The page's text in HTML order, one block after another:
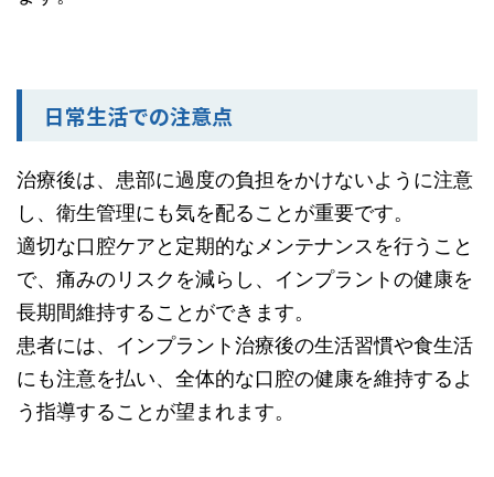
日常生活での注意点
治療後は、患部に過度の負担をかけないように注意
し、衛生管理にも気を配ることが重要です。
適切な口腔ケアと定期的なメンテナンスを行うこと
で、痛みのリスクを減らし、インプラントの健康を
長期間維持することができます。
患者には、インプラント治療後の生活習慣や食生活
にも注意を払い、全体的な口腔の健康を維持するよ
う指導することが望まれます。